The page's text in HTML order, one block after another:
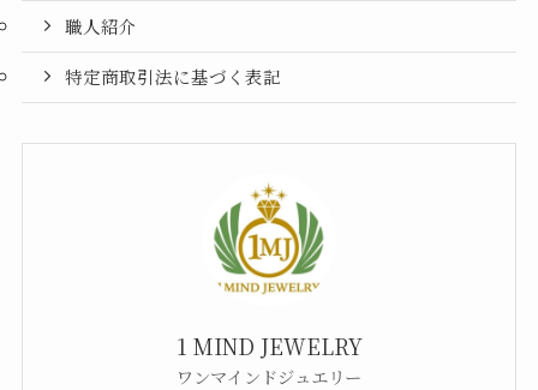
職人紹介
特定商取引法に基づく表記
1 MIND JEWELRY
ワンマインドジュエリー